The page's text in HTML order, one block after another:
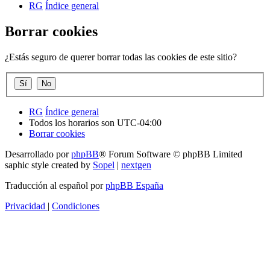
RG Índice general
Borrar cookies
¿Estás seguro de querer borrar todas las cookies de este sitio?
RG Índice general
Todos los horarios son UTC-04:00
Borrar cookies
Desarrollado porphpBB® Forum Software © phpBB Limited
saphic style created by Sopel | nextgen
Traducción al español porphpBB España
Privacidad | Condiciones